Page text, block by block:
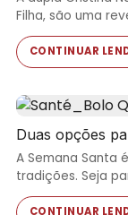
Filha, são uma
CONTINUAR
Duas opções
A Semana Santa
tradições. Seja
CONTINUAR